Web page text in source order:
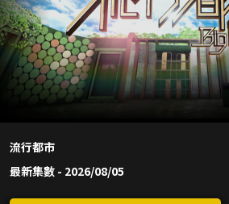
流行都市
最新集數 - 2026/08/05